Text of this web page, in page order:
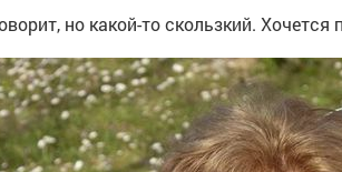
но какой-то скользкий.